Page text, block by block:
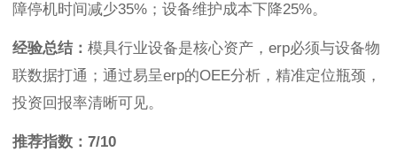
障停机时间减少35%；设备维护成本下降25%。
经验总结： 模具行业设备是核心资产，erp必须与设备物
联数据打通；通过易呈erp的OEE分析，精准定位瓶颈，
投资回报率清晰可见。
推荐指数：7/10